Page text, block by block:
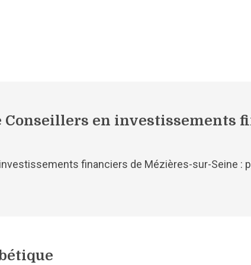
Conseillers en investissements
financiers de Mézières-sur-Seine :